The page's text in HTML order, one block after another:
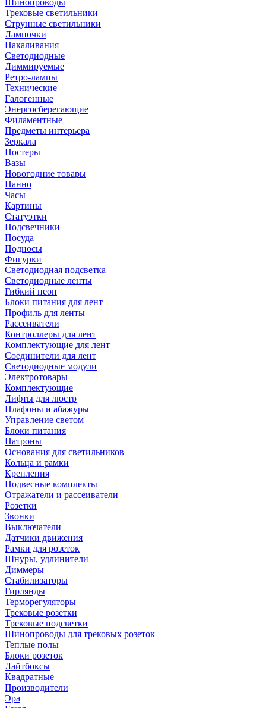
Шинопроводы
Трековые светильники
Струнные светильники
Лампочки
Накаливания
Светодиодные
Диммируемые
Ретро-лампы
Технические
Галогенные
Энергосберегающие
Филаментные
Предметы интерьера
Зеркала
Постеры
Вазы
Новогодние товары
Панно
Часы
Картины
Статуэтки
Подсвечники
Посуда
Подносы
Фигурки
Светодиодная подсветка
Светодиодные ленты
Гибкий неон
Блоки питания для лент
Профиль для ленты
Рассеиватели
Контроллеры для лент
Комплектующие для лент
Соединители для лент
Светодиодные модули
Электротовары
Комплектующие
Лифты для люстр
Плафоны и абажуры
Управление светом
Блоки питания
Патроны
Основания для светильников
Кольца и рамки
Крепления
Подвесные комплекты
Отражатели и рассеиватели
Розетки
Звонки
Выключатели
Датчики движения
Рамки для розеток
Шнуры, удлинители
Диммеры
Стабилизаторы
Гирлянды
Терморегуляторы
Трековые розетки
Трековые подсветки
Шинопроводы для трековых розеток
Теплые полы
Блоки розеток
Лайтбоксы
Квадратные
Производители
Эра